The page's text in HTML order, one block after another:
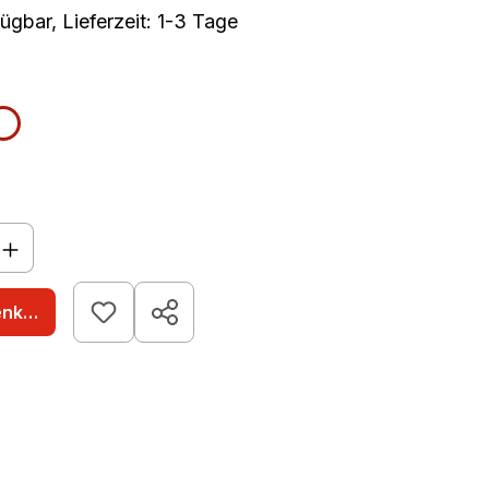
Lieferzeit: 1-3 Tage
zurzeit nicht verfügbar.)
weiß
Gib den gewünschten Wert